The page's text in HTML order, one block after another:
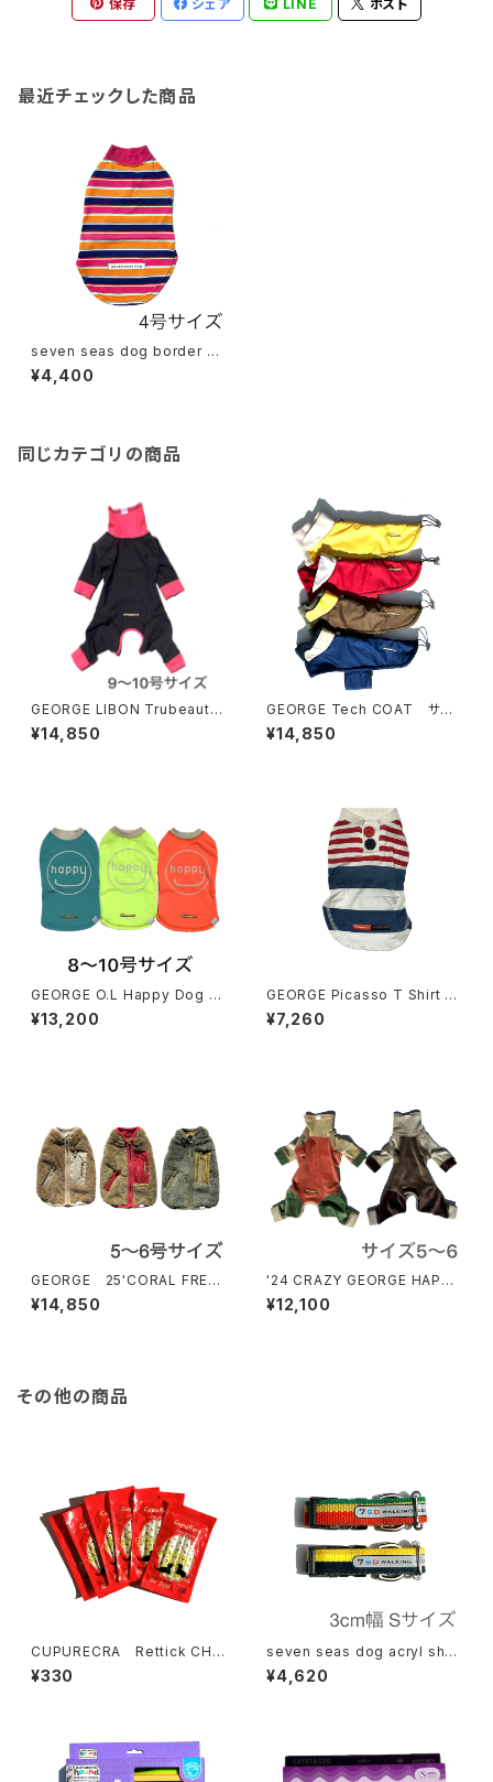
保存 シェア LINE ポスト
最近チェックした商品
seven seas dog border T
shirt セブンシーズドッグ ボー
ダーTシャツ 4号サイズ
¥4,400
同じカテゴリの商品
GEORGE LIBON Trubeaute
4legs 9〜10号サイズ ジョー
ジ リボン トゥルーボーテ 4レ
¥14,850
GEORGE Tech COAT サイ
ズ5〜7 ジョージ テックコー
ト
¥14,850
GEORGE O.L Happy Dog T
Shirt Cocoty 8〜10号サイ
ズ ジョージ ハッピー ドッグ 蓄
¥13,200
GEORGE Picasso T Shirt o
utlast ジョージ ピカソ Tシャ
ツ アウトラスト
¥7,260
GEORGE 25'CORAL FREE
CE JKT 5〜6号サイズ ジョー
ジ コーラルフリースジャケット2
¥14,850
'24 CRAZY GEORGE HAPPY
TWICE 4leg サイズ5〜6 ジョ
ージ クレイジー ハッピー トワ
¥12,100
その他の商品
CUPURECRA Rettick CHI
CKEN EXTREME クプレラ
レティック チキン エクストリー
¥330
seven seas dog acryl shor
t Collar 3cm幅 Sサイズ セブ
ンシーズドッグ アクリル ショー
¥4,620